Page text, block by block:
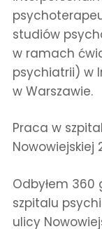
studiów
w ramach
psychiatrii) w
w Warszawie.
Praca w
Nowowiejskiej
Odbyłem 360
szpitalu
ulicy